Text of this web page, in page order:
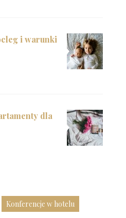
i warunki
dla
Konferencje w hotelu